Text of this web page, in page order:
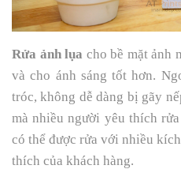
Rửa ảnh lụa cho bề mặt ảnh
và cho ánh sáng tốt hơn.
tróc, không dễ dàng bị gãy
mà nhiều người yêu thích
có thể được rửa với nhiều
thích của khách hàng.